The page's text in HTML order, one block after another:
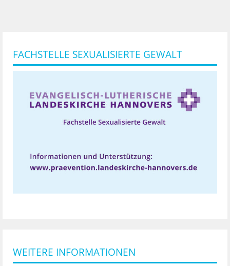
FACHSTELLE SEXUALISIERTE GEWALT
WEITERE INFORMATIONEN